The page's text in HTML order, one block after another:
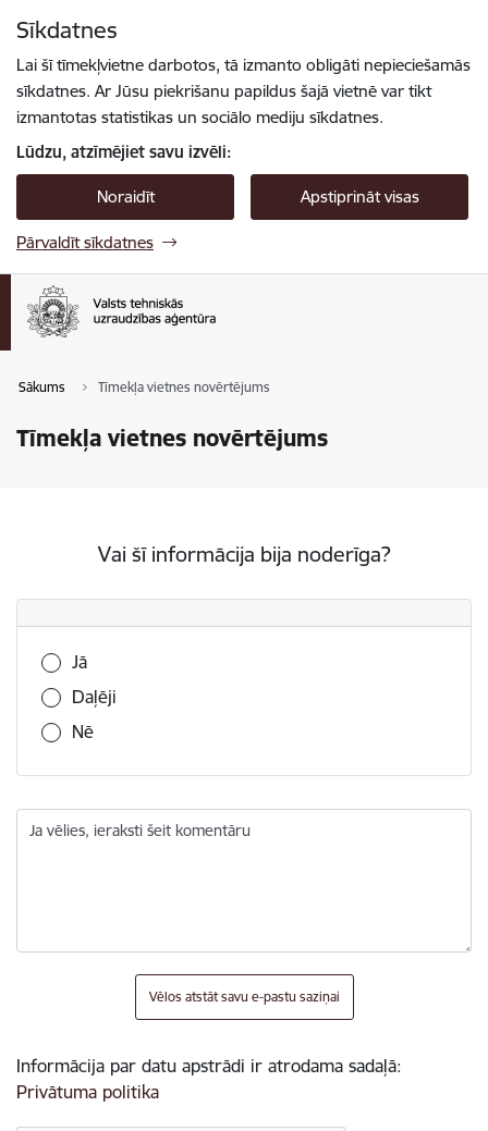
Sīkdatnes
Lai šī tīmekļvietne darbotos, tā izmanto obligāti nepieciešamās
sīkdatnes. Ar Jūsu piekrišanu papildus šajā vietnē var tikt
izmantotas statistikas un sociālo mediju sīkdatnes.
Lūdzu, atzīmējiet savu izvēli:
Noraidīt Apstiprināt visas
Pārvaldīt sīkdatnes
Sākums Tīmekļa vietnes novērtējums
Tīmekļa vietnes novērtējums
Vai šī informācija bija noderīga?
Vai šī informācija bija noderīga?
Jā
Daļēji
Nē
Ja vēlies, ieraksti šeit komentāru
Vēlos atstāt savu e-pastu saziņai
Informācija par datu apstrādi ir atrodama sadaļā:
Privātuma politika